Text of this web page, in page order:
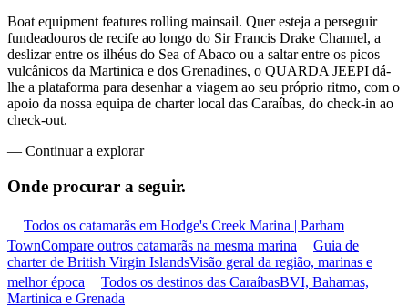
Boat equipment features rolling mainsail. Quer esteja a perseguir
fundeadouros de recife ao longo do Sir Francis Drake Channel, a
deslizar entre os ilhéus do Sea of Abaco ou a saltar entre os picos
vulcânicos da Martinica e dos Grenadines, o QUARDA JEEPI dá-
lhe a plataforma para desenhar a viagem ao seu próprio ritmo, com o
apoio da nossa equipa de charter local das Caraíbas, do check-in ao
check-out.
— Continuar a explorar
Onde procurar a seguir.
Todos os catamarãs em Hodge's Creek Marina | Parham
TownCompare outros catamarãs na mesma marina
Guia de
charter de British Virgin IslandsVisão geral da região, marinas e
melhor época
Todos os destinos das CaraíbasBVI, Bahamas,
Martinica e Grenada